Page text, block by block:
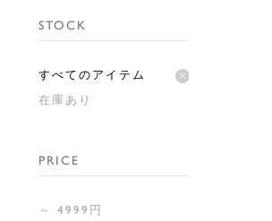
STOCK
すべてのアイテム
在庫あり
PRICE
～ 4999円